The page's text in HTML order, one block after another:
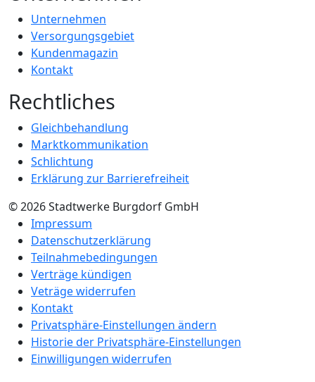
Unternehmen
Versorgungsgebiet
Kundenmagazin
Kontakt
Rechtliches
Gleichbehandlung
Marktkommunikation
Schlichtung
Erklärung zur Barrierefreiheit
© 2026 Stadtwerke Burgdorf GmbH
Impressum
Datenschutzerklärung
Teilnahmebedingungen
Verträge kündigen
Veträge widerrufen
Kontakt
Privatsphäre-Einstellungen ändern
Historie der Privatsphäre-Einstellungen
Einwilligungen widerrufen